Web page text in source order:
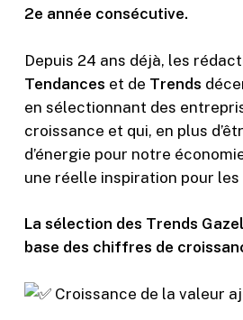
2e année consécutive.
Depuis 24 ans déjà, les
Tendances et de Trends
en sélectionnant des
croissance et qui, en plus
d’énergie pour notre
une réelle inspiration pour
La sélection des Trends
base des chiffres de
Croissance de la valeur